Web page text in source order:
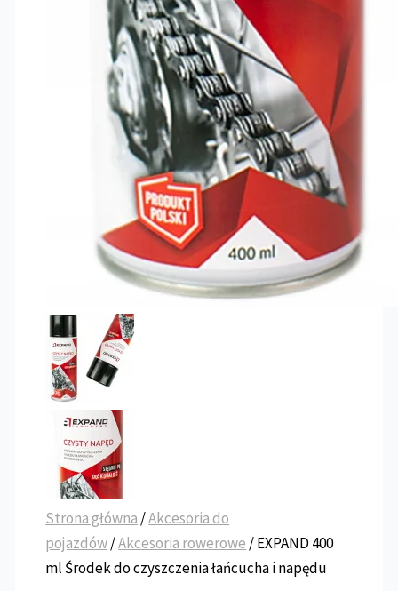
Strona główna /Akcesoria do
pojazdów/Akcesoria rowerowe / EXPAND 400
ml Środek do czyszczenia łańcucha i napędu